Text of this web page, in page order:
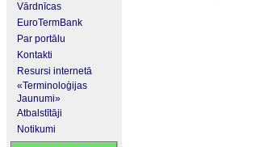
Vārdnīcas
EuroTermBank
Par portālu
Kontakti
Resursi internetā
«Terminoloģijas
Jaunumi»
Atbalstītāji
Notikumi